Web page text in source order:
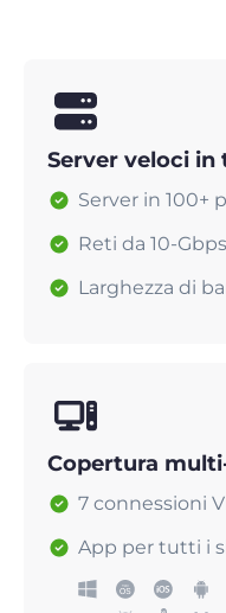
Server veloci
Server in 100+
Reti da 10-Gbps
Larghezza di
Copertura
7 connessioni
App per tutti i